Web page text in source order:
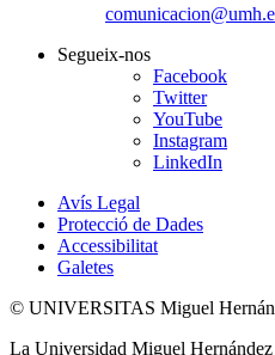
Segueix-nos
Facebook
Twitter
YouTube
Instagram
LinkedIn
Avís Legal
Protecció de Dades
Accessibilitat
Galetes
© UNIVERSITAS Miguel
La Universidad Miguel